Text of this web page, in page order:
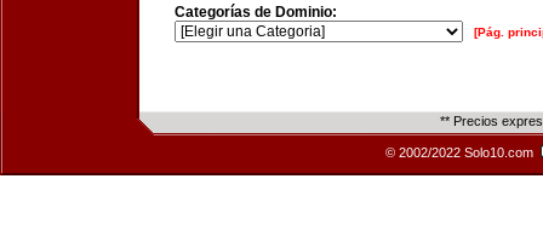
Categorías de Dominio:
[Pág.
** Precios
© 2002/2022 Solo10.com